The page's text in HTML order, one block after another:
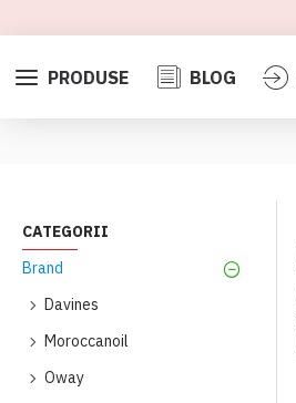
PRODUSE BLOG
CATEGORII
Brand
Davines
Moroccanoil
Oway